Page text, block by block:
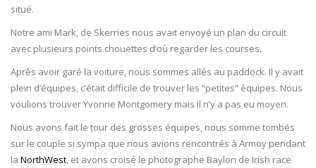
situé.
Notre ami Mark, de Skerries nous avait envoyé un plan du circuit
avec plusieurs points chouettes d’où regarder les courses.
Après avoir garé la voiture, nous sommes allés au paddock. Il y avait
plein d’équipes, c’était difficile de trouver les “petites” équipes. Nous
voulions trouver Yvonne Montgomery mais il n’y a pas eu moyen.
Nous avons fait le tour des grosses équipes, nous somme tombés
sur le couple si sympa que nous avions rencontrés à Armoy pendant
la NorthWest , et avons croisé le photographe Baylon de Irish race